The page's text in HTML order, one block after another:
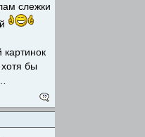
слежки
картинок
бы